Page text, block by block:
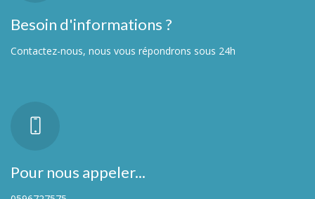
Besoin d'informations ?
Contactez-nous, nous vous répondrons sous 24h
Pour nous appeler...